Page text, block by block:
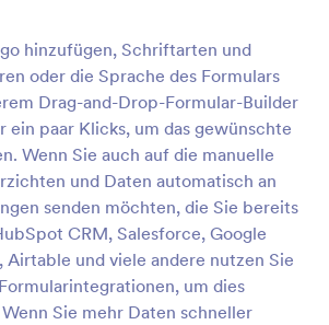
hinzufügen, Schriftarten und
oder die Sprache des Formulars
Drag-and-Drop-Formular-Builder
ein paar Klicks, um das gewünschte
Wenn Sie auch auf die manuelle
und Daten automatisch an
senden möchten, die Sie bereits
CRM, Salesforce, Google
Airtable und viele andere nutzen Sie
um dies
Sie mehr Daten schneller
Die Sexuelle Einwilligung
die sexuelle Einwilligung ist eine
Erwachsenen, in der sie ihre
Einschränkungen in Bezug auf
zu haben, niederschreiben. Da es
Vereinbarung handelt,
notwendigerweise ehrlich